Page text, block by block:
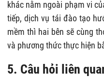
khác nằm ngoài phạm vi
tiếp, dịch vụ tái đào tạo
mềm thì hai bên sẽ cùng
và phương thức thực hiện
5. Câu hỏi liên